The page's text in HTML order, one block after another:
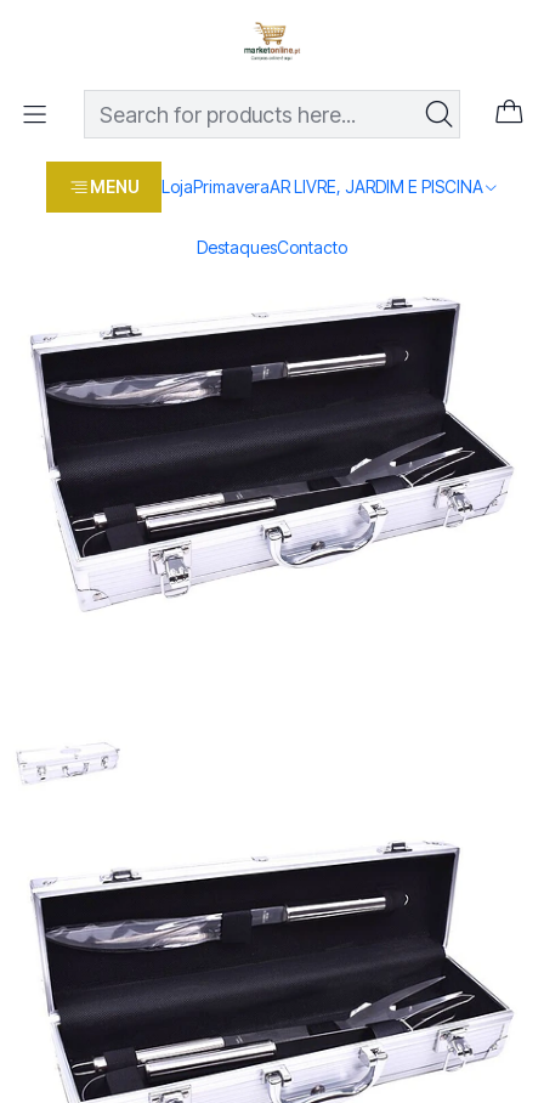
MENU LojaPrimaveraAR LIVRE, JARDIM E PISCINA
DestaquesContacto
Os melhores preços em produtos para casa, jardim e bricolage
Loja Casa e conforto
AR LIVRE, JARDIM E PISCINA
Churrasco
SET 4 PCS BARBECUE 2576-003